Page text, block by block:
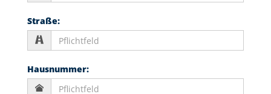
Straße:
Hausnummer: